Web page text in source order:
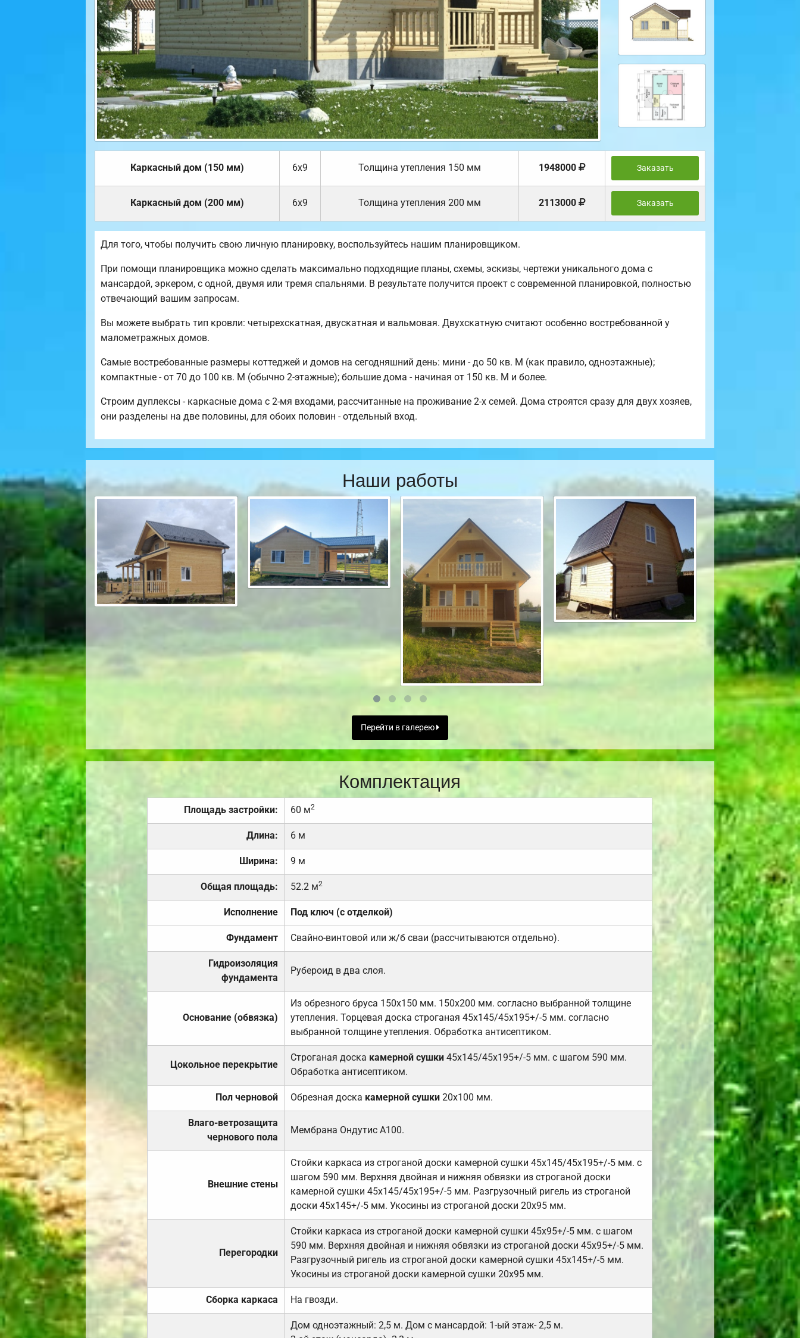
Каркасный дом (150 мм) 6х9 Толщина утепления 150 мм 1948000 Заказать
Каркасный дом (200 мм) 6х9 Толщина утепления 200 мм 2113000 Заказать
Для того, чтобы получить свою личную планировку, воспользуйтесь нашим планировщиком.
При помощи планировщика можно сделать максимально подходящие планы, схемы, эскизы, чертежи уникального дома с
мансардой, эркером, с одной, двумя или тремя спальнями. В результате получится проект с современной планировкой, полностью
отвечающий вашим запросам.
Вы можете выбрать тип кровли: четырехскатная, двускатная и вальмовая. Двухскатную считают особенно востребованной у
малометражных домов.
Самые востребованные размеры коттеджей и домов на сегодняшний день: мини - до 50 кв. М (как правило, одноэтажные);
компактные - от 70 до 100 кв. М (обычно 2-этажные); большие дома - начиная от 150 кв. М и более.
Строим дуплексы - каркасные дома с 2-мя входами, рассчитанные на проживание 2-х семей. Дома строятся сразу для двух хозяев,
они разделены на две половины, для обоих половин - отдельный вход.
Наши работы
Перейти в галерею
Комплектация
Площадь застройки: 60 м2
Длина: 6 м
Ширина: 9 м
Общая площадь: 52.2 м2
Исполнение Под ключ (с отделкой)
Фундамент Свайно-винтовой или ж/б сваи (рассчитываются отдельно).
Гидроизоляция
фундамента
Рубероид в два слоя.
Основание (обвязка)
Из обрезного бруса 150х150 мм. 150х200 мм. согласно выбранной толщине
утепления. Торцевая доска строганая 45х145/45х195+/-5 мм. согласно
выбранной толщине утепления. Обработка антисептиком.
Цокольное перекрытие
Строганая доска камерной сушки 45х145/45х195+/-5 мм. с шагом 590 мм.
Обработка антисептиком.
Пол черновой Обрезная доска камерной сушки20х100 мм.
Влаго-ветрозащита
чернового пола
Мембрана Ондутис А100.
Внешние стены
Стойки каркаса из строганой доски камерной сушки 45х145/45х195+/-5 мм. с
шагом 590 мм. Верхняя двойная и нижняя обвязки из строганой доски
камерной сушки 45х145/45х195+/-5 мм. Разгрузочный ригель из строганой
доски 45х145+/-5 мм. Укосины из строганой доски 20х95 мм.
Перегородки
Стойки каркаса из строганой доски камерной сушки 45х95+/-5 мм. с шагом
590 мм. Верхняя двойная и нижняя обвязки из строганой доски 45х95+/-5 мм.
Разгрузочный ригель из строганой доски камерной сушки 45х145+/-5 мм.
Укосины из строганой доски камерной сушки 20х95 мм.
Сборка каркаса На гвозди.
Дом одноэтажный: 2,5 м. Дом с мансардой: 1-ый этаж- 2,5 м.